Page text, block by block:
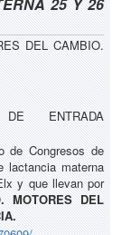
DEL CAMBIO.
ENTRADA
de Congresos de
lactancia materna
y que llevan por
MOTORES DEL